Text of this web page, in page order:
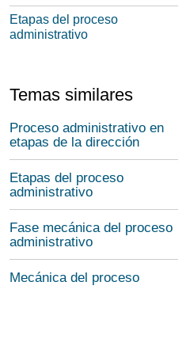
Etapas del proceso
administrativo
Temas similares
Proceso administrativo en
etapas de la dirección
Etapas del proceso
administrativo
Fase mecánica del proceso
administrativo
Mecánica del proceso